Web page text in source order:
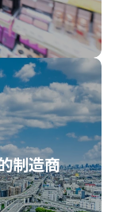
制造商